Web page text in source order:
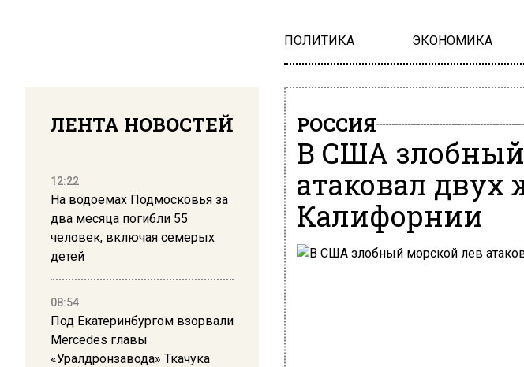
ПОЛИТИКА ЭКОНОМИКА
ЛЕНТА НОВОСТЕЙ
12:22
На водоемах Подмосковья за
два месяца погибли 55
человек, включая семерых
детей
08:54
Под Екатеринбургом взорвали
Mercedes главы
«Уралдронзавода» Ткачука
РОССИЯ
В США
атаковал двух
Калифорнии